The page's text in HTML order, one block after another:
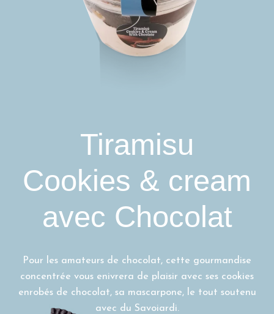
Tiramisu
Cookies & cream
avec Chocolat
Pour les amateurs de chocolat, cette gourmandise
concentrée vous enivrera de plaisir avec ses cookies
enrobés de chocolat, sa mascarpone, le tout soutenu
avec du Savoiardi.